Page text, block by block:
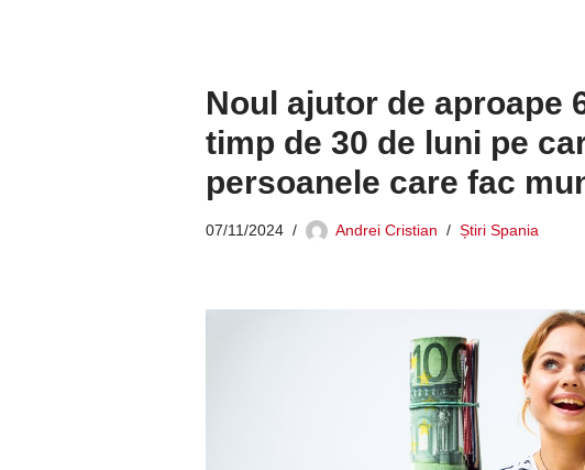
Noul ajutor de aproape
timp de 30 de luni pe
persoanele care fac
07/11/2024 Andrei Cristian Știri Spania